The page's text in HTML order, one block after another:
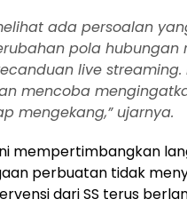
ada persoalan
pola hubungan
live streaming.
mencoba
mengekang,” ujarnya.
mempertimbangkan
perbuatan tidak
dari SS terus